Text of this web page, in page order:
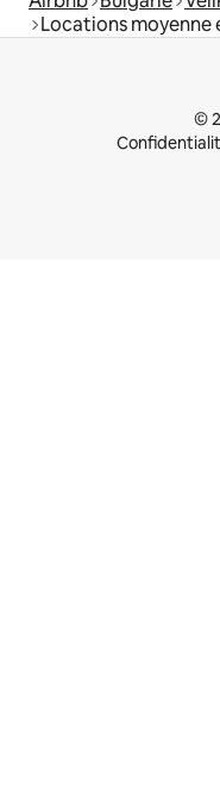
Locations moyenne
©